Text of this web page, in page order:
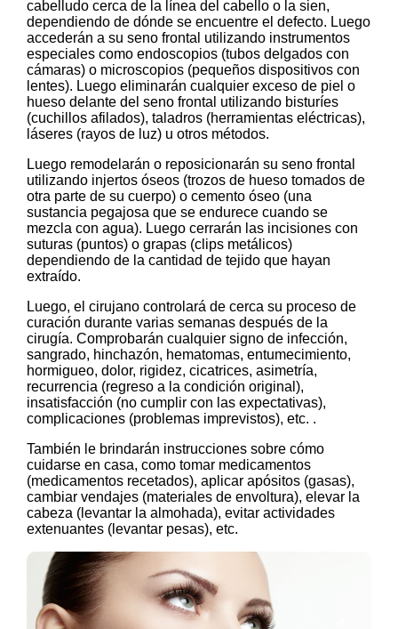
cabelludo cerca de la línea del cabello o la sien,
dependiendo de dónde se encuentre el defecto. Luego
accederán a su seno frontal utilizando instrumentos
especiales como endoscopios (tubos delgados con
cámaras) o microscopios (pequeños dispositivos con
lentes). Luego eliminarán cualquier exceso de piel o
hueso delante del seno frontal utilizando bisturíes
(cuchillos afilados), taladros (herramientas eléctricas),
láseres (rayos de luz) u otros métodos.
Luego remodelarán o reposicionarán su seno frontal
utilizando injertos óseos (trozos de hueso tomados de
otra parte de su cuerpo) o cemento óseo (una
sustancia pegajosa que se endurece cuando se
mezcla con agua). Luego cerrarán las incisiones con
suturas (puntos) o grapas (clips metálicos)
dependiendo de la cantidad de tejido que hayan
extraído.
Luego, el cirujano controlará de cerca su proceso de
curación durante varias semanas después de la
cirugía. Comprobarán cualquier signo de infección,
sangrado, hinchazón, hematomas, entumecimiento,
hormigueo, dolor, rigidez, cicatrices, asimetría,
recurrencia (regreso a la condición original),
insatisfacción (no cumplir con las expectativas),
complicaciones (problemas imprevistos), etc. .
También le brindarán instrucciones sobre cómo
cuidarse en casa, como tomar medicamentos
(medicamentos recetados), aplicar apósitos (gasas),
cambiar vendajes (materiales de envoltura), elevar la
cabeza (levantar la almohada), evitar actividades
extenuantes (levantar pesas), etc.